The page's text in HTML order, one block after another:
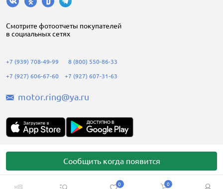
0 0
Сообщить когда появится
Cмотрите фотоотчеты покупателей
в социальных сетях
+7 (939) 708-49-99
+7 (927) 606-67-60
8 (800) 550-86-33
+7 (927) 607-31-63
motor.ring@ya.ru
Motorring.ru © 2008-2026